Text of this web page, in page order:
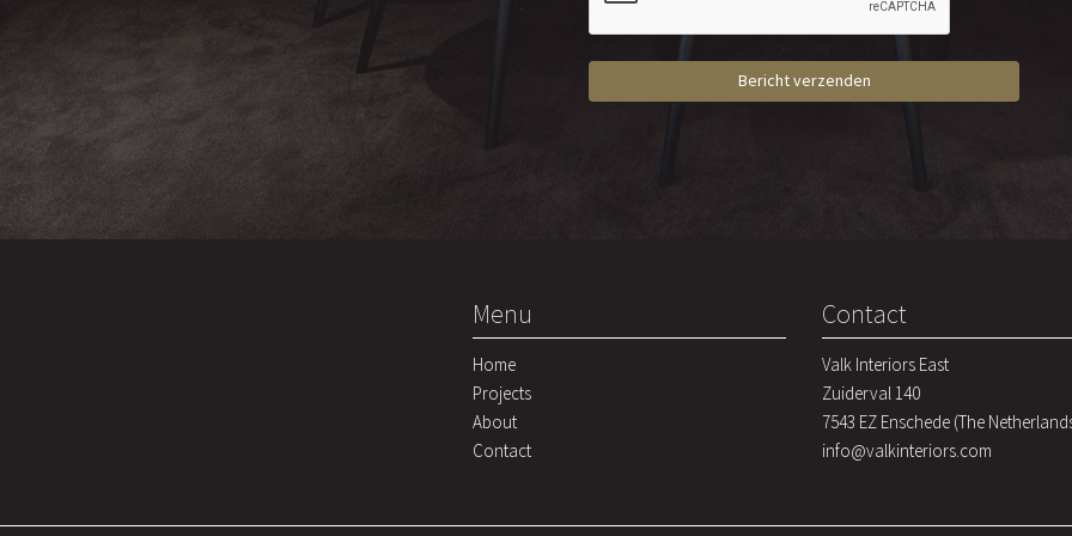
Menu
Home
Projects
About
Contact
Contact
Valk Interiors East
Zuiderval 140
7543 EZ Enschede (The
info@valkinteriors.com